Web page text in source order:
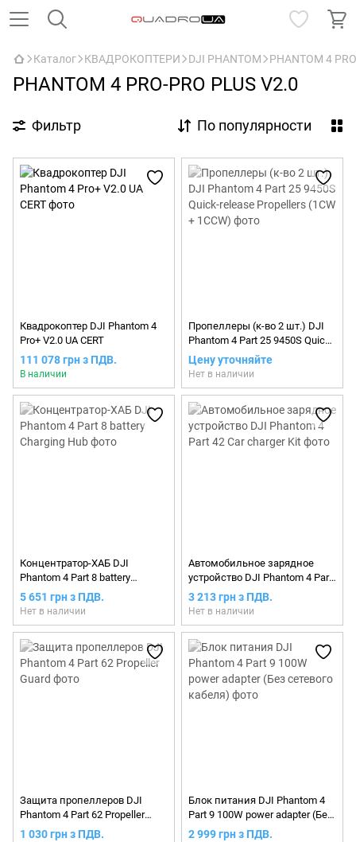
Каталог КВАДРОКОПТЕРИ DJI PHANTOM PHANTOM 4
PHANTOM 4 PRO-PRO PLUS V2.0
Фильтр По популярности
Квадрокоптер DJI Phantom 4
Pro+ V2.0 UA CERT
111 078 грн з ПДВ.
В наличии
Пропеллеры (к-во 2 шт.) DJI
Phantom 4 Part 25 9450S Quick-
release Propellers (1CW +
1CCW)
Цену уточняйте
Нет в наличии
Концентратор-ХАБ DJI
Phantom 4 Part 8 battery
Charging Hub
5 651 грн з ПДВ.
Нет в наличии
Автомобильное зарядное
устройство DJI Phantom 4 Part
42 Car charger Kit
3 213 грн з ПДВ.
Нет в наличии
Защита пропеллеров DJI
Phantom 4 Part 62 Propeller
Guard
1 030 грн з ПДВ.
Блок питания DJI Phantom 4
Part 9 100W power adapter (Без
сетевого кабеля)
2 999 грн з ПДВ.